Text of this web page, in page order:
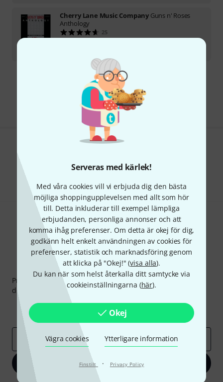
Serveras med kärlek!
Med våra cookies vill vi erbjuda dig den bästa
möjliga shoppingupplevelsen med allt som hör
till. Detta inkluderar till exempel lämpliga
erbjudanden, personliga annonser och att
komma ihåg preferenser. Om detta är okej för dig,
godkänn helt enkelt användningen av cookies för
preferenser, statistik och marknadsföring genom
att klicka på "Okej!" (visa alla).
Du kan när som helst återkalla ditt samtycke via
cookieinställningarna (här).
Okej
Vägra cookies Ytterligare information
Finstilt · Privacy Policy
Cherry Lane Music Company Guns n' Roses
Anthology
25
Gratis frakt från 1 600 kr
Priset är inklusive moms
Dela Hjälp & Feedback
Thomann nyhetsbrev
Prenumererar på Thomanns Nyhetsbrev på engelska och
du kan med lite tur vinna en50 kupongvärd
Inspirerande inlägg
Erbjudanden
Thomann Insikter
E-postadress *
Registrera dig nu